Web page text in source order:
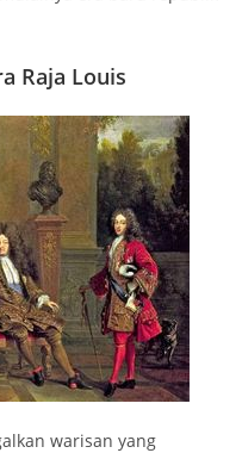
Raja Louis
warisan yang